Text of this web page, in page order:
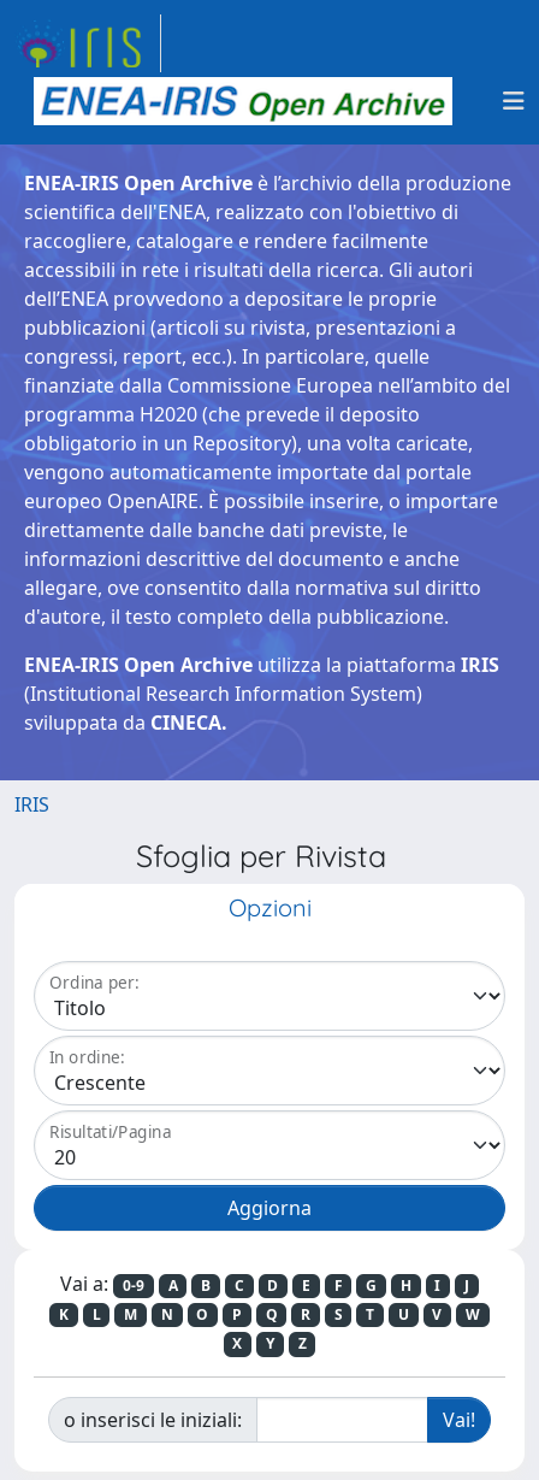
ENEA-IRIS Open Archive è l’archivio della produzione
scientifica dell'ENEA, realizzato con l'obiettivo di
raccogliere, catalogare e rendere facilmente
accessibili in rete i risultati della ricerca. Gli autori
dell’ENEA provvedono a depositare le proprie
pubblicazioni (articoli su rivista, presentazioni a
congressi, report, ecc.). In particolare, quelle
finanziate dalla Commissione Europea nell’ambito del
programma H2020 (che prevede il deposito
obbligatorio in un Repository), una volta caricate,
vengono automaticamente importate dal portale
europeo OpenAIRE. È possibile inserire, o importare
direttamente dalle banche dati previste, le
informazioni descrittive del documento e anche
allegare, ove consentito dalla normativa sul diritto
d'autore, il testo completo della pubblicazione.
ENEA-IRIS Open Archive utilizza la piattaforma IRIS
(Institutional Research Information System)
sviluppata da CINECA.
IRIS
Sfoglia per Rivista
Opzioni
Ordina per:
In ordine:
Risultati/Pagina
Vai a: 0-9 A B C D E F G H I
J
K
L M N O P Q R S T U V
W
X
Y Z
o inserisci le iniziali: